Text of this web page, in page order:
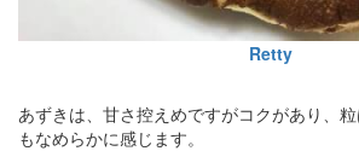
Retty
あずきは、甘さ控えめですがコクがあり、
もなめらかに感じます。